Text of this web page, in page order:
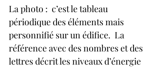
La photo :  c’est le tableau
périodique des éléments mais
personnifié sur un édifice.  La
référence avec des nombres et des
lettres décrit les niveaux d’énergie